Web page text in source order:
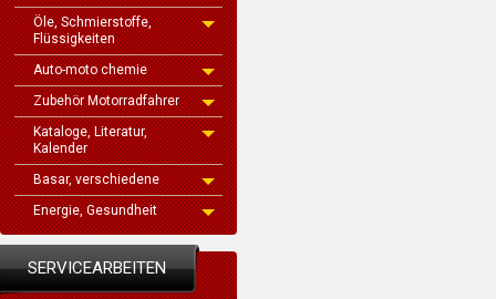
Öle, Schmierstoffe,
Flüssigkeiten
Auto-moto chemie
Zubehör Motorradfahrer
Kataloge, Literatur,
Kalender
Basar, verschiedene
Energie, Gesundheit
SERVICEARBEITEN